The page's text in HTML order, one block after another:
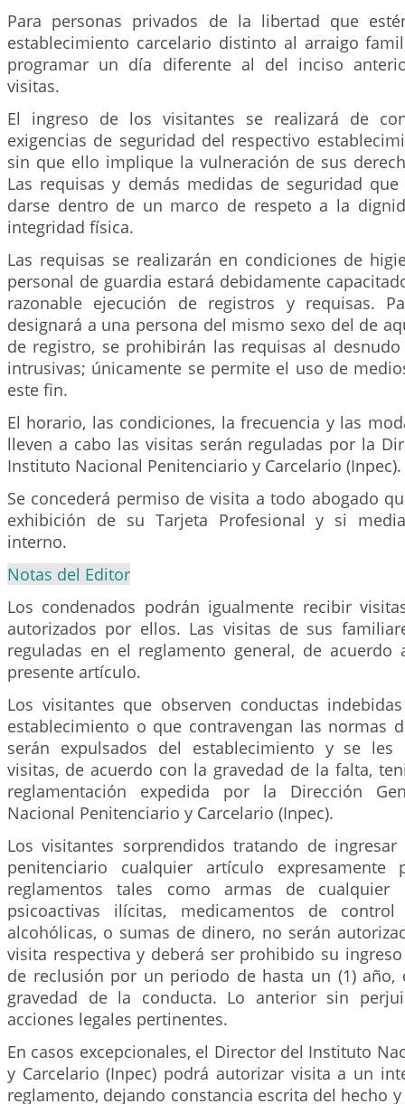
Para personas privados de la libertad que
establecimiento carcelario distinto al arraigo
programar un día diferente al del inciso
visitas.
El ingreso de los visitantes se realizará de
exigencias de seguridad del respectivo
sin que ello implique la vulneración de sus
Las requisas y demás medidas de seguridad
darse dentro de un marco de respeto a la
integridad física.
Las requisas se realizarán en condiciones de
personal de guardia estará debidamente
razonable ejecución de registros y requisas.
designará a una persona del mismo sexo del de
de registro, se prohibirán las requisas al
intrusivas; únicamente se permite el uso de
este fin.
El horario, las condiciones, la frecuencia y las
lleven a cabo las visitas serán reguladas por la
Instituto Nacional Penitenciario y Carcelario (Inpec).
Se concederá permiso de visita a todo abogado
exhibición de su Tarjeta Profesional y si
interno.
Notas del Editor
Los condenados podrán igualmente recibir
autorizados por ellos. Las visitas de sus
reguladas en el reglamento general, de
presente artículo.
Los visitantes que observen conductas
establecimiento o que contravengan las normas
serán expulsados del establecimiento y se les
visitas, de acuerdo con la gravedad de la falta,
reglamentación expedida por la Dirección
Nacional Penitenciario y Carcelario (Inpec).
Los visitantes sorprendidos tratando de
penitenciario cualquier artículo
reglamentos tales como armas de cualquier
psicoactivas ilícitas, medicamentos de control
alcohólicas, o sumas de dinero, no serán
visita respectiva y deberá ser prohibido su
de reclusión por un periodo de hasta un (1) año,
gravedad de la conducta. Lo anterior sin
acciones legales pertinentes.
En casos excepcionales, el Director del Instituto
y Carcelario (Inpec) podrá autorizar visita a un
reglamento, dejando constancia escrita del hecho